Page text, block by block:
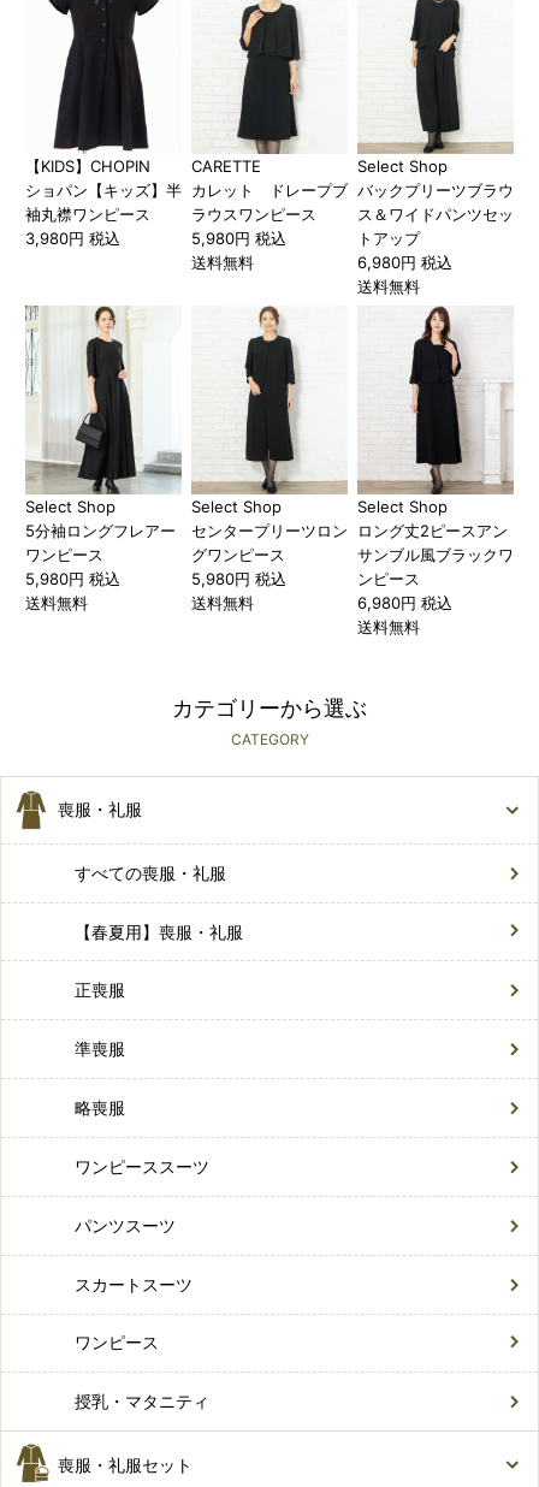
【KIDS】CHOPIN
ショパン【キッズ】半
袖丸襟ワンピース
3,980円 税込
CARETTE
カレット ドレープブ
ラウスワンピース
5,980円 税込
送料無料
Select Shop
バックプリーツブラウ
ス＆ワイドパンツセッ
トアップ
6,980円 税込
送料無料
Select Shop
5分袖ロングフレアー
ワンピース
5,980円 税込
送料無料
Select Shop
センタープリーツロン
グワンピース
5,980円 税込
送料無料
Select Shop
ロング丈2ピースアン
サンブル風ブラックワ
ンピース
6,980円 税込
送料無料
カテゴリーから選ぶ
CATEGORY
喪服・礼服
すべての喪服・礼服
【春夏用】喪服・礼服
正喪服
準喪服
略喪服
ワンピーススーツ
パンツスーツ
スカートスーツ
ワンピース
授乳・マタニティ
喪服・礼服セット